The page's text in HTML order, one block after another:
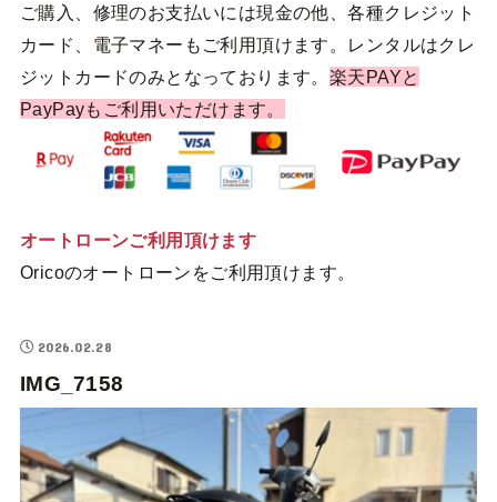
ご購入、修理のお支払いには現金の他、各種クレジット
カード、電子マネーもご利用頂けます。レンタルはクレ
ジットカードのみとなっております。 楽天PAYと
PayPayもご利用いただけます。
オートローンご利用頂けます
Oricoのオートローンをご利用頂けます。
2026.02.28
IMG_7158